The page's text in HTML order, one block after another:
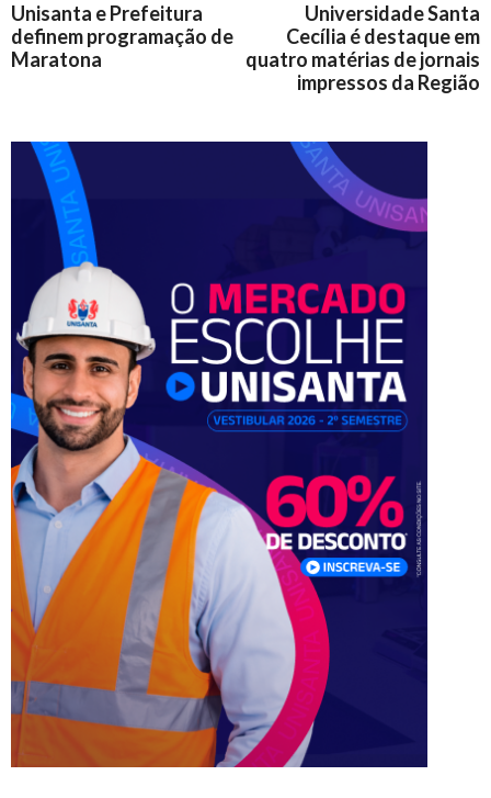
Unisanta e Prefeitura
definem programação de
Maratona
Universidade Santa
Cecília é destaque em
quatro matérias de jornais
impressos da Região